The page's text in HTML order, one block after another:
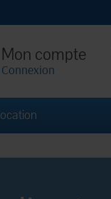
Mon compte
Connexion